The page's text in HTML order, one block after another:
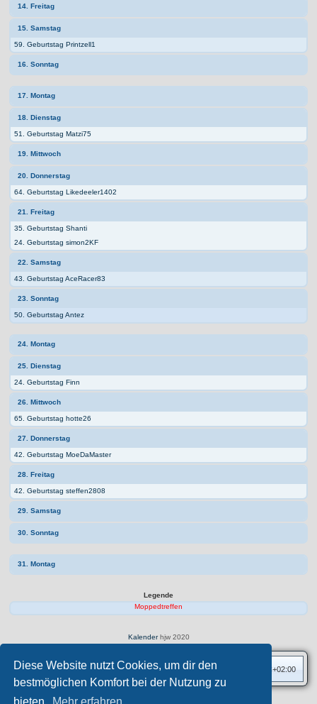
Diese Website nutzt Cookies, um dir den
bestmöglichen Komfort bei der Nutzung zu
14. Freitag
15. Samstag
59. Geburtstag Printzell1
16. Sonntag
17. Montag
18. Dienstag
51. Geburtstag Matzi75
19. Mittwoch
20. Donnerstag
64. Geburtstag Likedeeler1402
21. Freitag
35. Geburtstag Shanti
24. Geburtstag simon2KF
22. Samstag
43. Geburtstag AceRacer83
23. Sonntag
50. Geburtstag Antez
24. Montag
25. Dienstag
24. Geburtstag Finn
26. Mittwoch
65. Geburtstag hotte26
27. Donnerstag
42. Geburtstag MoeDaMaster
28. Freitag
42. Geburtstag steffen2808
29. Samstag
30. Sonntag
31. Montag
Legende
Moppedtreffen
Kalenderhjw 2020
Foren-Übersicht Alle Zeiten sind UTC+02:00